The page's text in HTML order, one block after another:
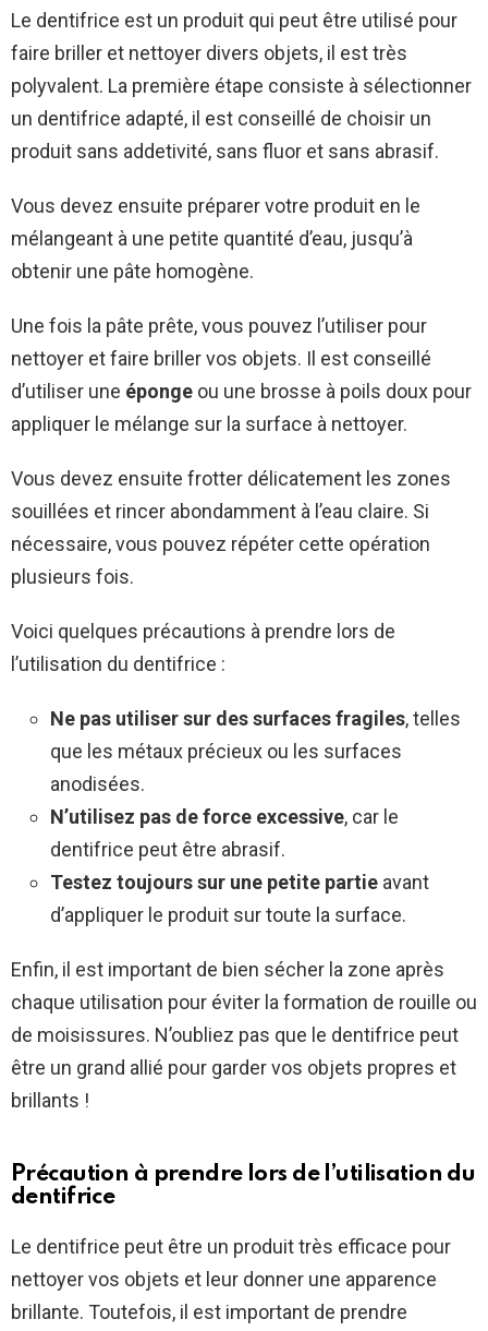
Le dentifrice est un produit qui peut être utilisé pour
faire briller et nettoyer divers objets, il est très
polyvalent. La première étape consiste à sélectionner
un dentifrice adapté, il est conseillé de choisir un
produit sans addetivité, sans fluor et sans abrasif.
Vous devez ensuite préparer votre produit en le
mélangeant à une petite quantité d’eau, jusqu’à
obtenir une pâte homogène.
Une fois la pâte prête, vous pouvez l’utiliser pour
nettoyer et faire briller vos objets. Il est conseillé
d’utiliser une éponge ou une brosse à poils doux pour
appliquer le mélange sur la surface à nettoyer.
Vous devez ensuite frotter délicatement les zones
souillées et rincer abondamment à l’eau claire. Si
nécessaire, vous pouvez répéter cette opération
plusieurs fois.
Voici quelques précautions à prendre lors de
l’utilisation du dentifrice :
Ne pas utiliser sur des surfaces fragiles, telles
que les métaux précieux ou les surfaces
anodisées.
N’utilisez pas de force excessive, car le
dentifrice peut être abrasif.
Testez toujours sur une petite partie avant
d’appliquer le produit sur toute la surface.
Enfin, il est important de bien sécher la zone après
chaque utilisation pour éviter la formation de rouille ou
de moisissures. N’oubliez pas que le dentifrice peut
être un grand allié pour garder vos objets propres et
brillants !
Précaution à prendre lors de l’utilisation du
dentifrice
Le dentifrice peut être un produit très efficace pour
nettoyer vos objets et leur donner une apparence
brillante. Toutefois, il est important de prendre